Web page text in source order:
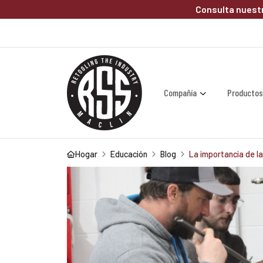
Consulta
Compañía Productos
Hogar Educación Blog La importancia de